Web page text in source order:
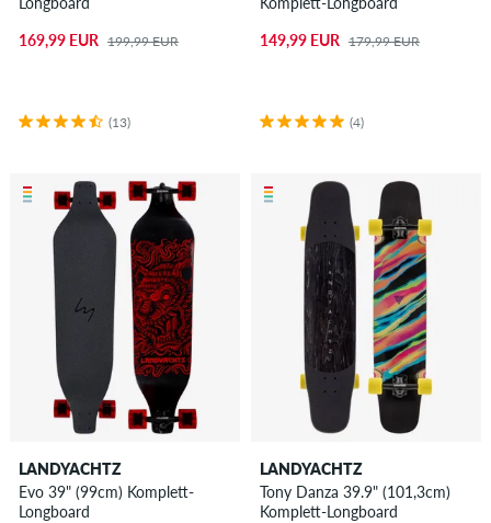
169,99 EUR 199,99 EUR
(13)
149,99 EUR 179,99 EUR
(4)
LANDYACHTZ
Evo 39" (99cm) Komplett-
Longboard
LANDYACHTZ
Tony Danza 39.9" (101,3cm)
Komplett-Longboard